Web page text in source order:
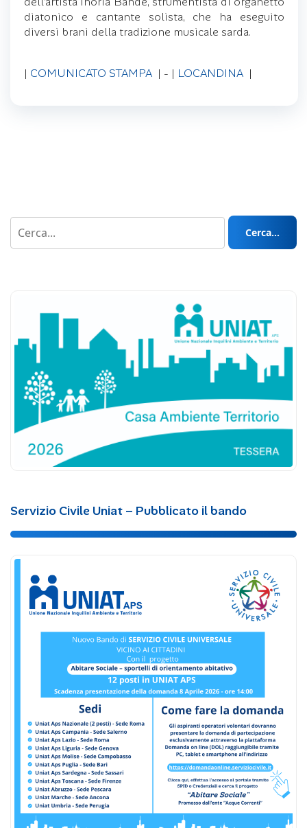
diatonico e cantante solista, che ha eseguito
diversi brani della tradizione musicale sarda.
| COMUNICATO STAMPA | - | LOCANDINA |
Cerca...
Servizio Civile Uniat – Pubblicato il bando